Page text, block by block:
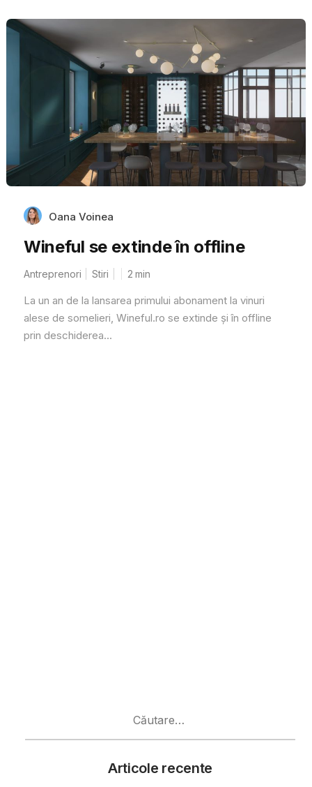
Oana Voinea
Wineful se extinde în offline
Antreprenori Stiri 2 min
La un an de la lansarea primului abonament la vinuri
alese de somelieri, Wineful.ro se extinde și în offline
prin deschiderea...
Articole recente